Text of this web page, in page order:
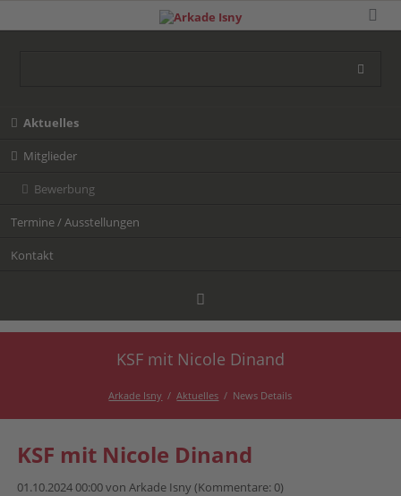
Navigation
überspringen
Aktuelles
Mitglieder
Bewerbung
Termine / Ausstellungen
Kontakt
Facebook
KSF mit Nicole Dinand
Arkade Isny Aktuelles News Details
KSF mit Nicole Dinand
01.10.2024 00:00von Arkade Isny (Kommentare: 0)